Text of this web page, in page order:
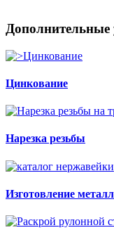
Дополнительные
Цинкование
Нарезка резьбы
Изготовление